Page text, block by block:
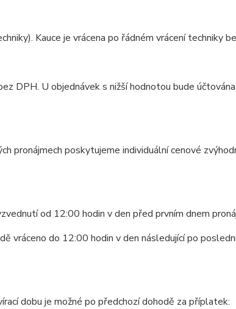
Kauce je vrácena po řádném vrácení techniky
DPH. U objednávek s nižší hodnotou bude
pronájmech poskytujeme individuální cenové
od 12:00 hodin v den před prvním dnem
vráceno do 12:00 hodin v den následující po
dobu je možné po předchozí dohodě za příplatek: